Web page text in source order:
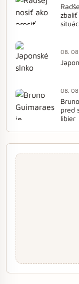
zbaliť
08.
08.
pred
libier